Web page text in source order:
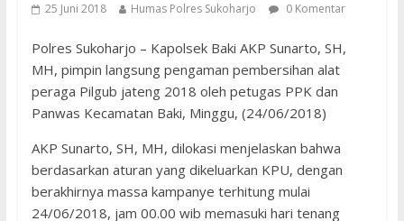
25 Juni 2018 Humas Polres Sukoharjo 0 Komentar
Polres Sukoharjo – Kapolsek Baki AKP Sunarto, SH,
MH, pimpin langsung pengaman pembersihan alat
peraga Pilgub jateng 2018 oleh petugas PPK dan
Panwas Kecamatan Baki, Minggu, (24/06/2018)
AKP Sunarto, SH, MH, dilokasi menjelaskan bahwa
berdasarkan aturan yang dikeluarkan KPU, dengan
berakhirnya massa kampanye terhitung mulai
24/06/2018, jam 00.00 wib memasuki hari tenang